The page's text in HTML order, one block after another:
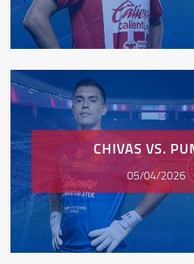
CHIVAS VS.
05/04/2026